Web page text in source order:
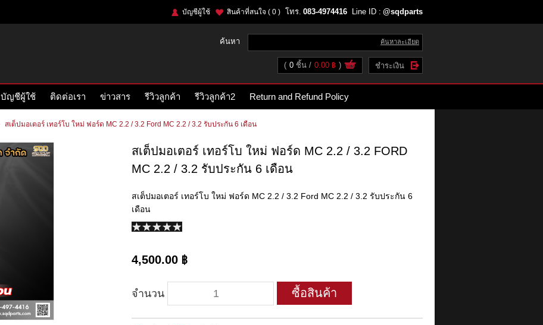
โทร. 083-4974416 Line ID : @sqdparts
สินค้าที่สนใจ ( 0 )
บัญชีผู้ใช้
ค้นหา ค้นหาละเอียด
( 0 ชิ้น 0.00 ฿ ) ชำระเงิน
บัญชีผู้ใช้ ติดต่อเรา ข่าวสาร รีวิวลูกค้า รีวิวลูกค้า2 Return and Refund Policy
สเต็ปมอเตอร์ เทอร์โบ ใหม่ ฟอร์ด MC 2.2 / 3.2 Ford MC 2.2 / 3.2 รับประกัน 6 เดือน
สเต็ปมอเตอร์ เทอร์โบ ใหม่ ฟอร์ด MC 2.2 / 3.2 FORD
MC 2.2 / 3.2 รับประกัน 6 เดือน
สเต็ปมอเตอร์ เทอร์โบ ใหม่ ฟอร์ด MC 2.2 / 3.2 Ford MC 2.2 / 3.2 รับประกัน 6
เดือน
4,500.00 ฿
จำนวน ซื้อสินค้า